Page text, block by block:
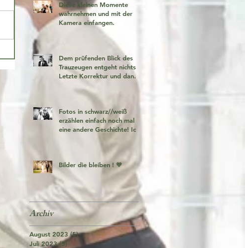
Diese kleinen Momente
wahrnehmen und mit der
Kamera einfangen.
Dem prüfenden Blick des
Trauzeugen entgeht nichts!
Letzte Korrektur und dann
geht es los!
Fotos in schwarz//weiß
erzählen einfach noch mal
eine andere Geschichte! Ich
Bilder die bleiben ! 🧡
Archiv
August 2023 (5)5 Beiträge
Juli 2023 (5)5 Beiträge